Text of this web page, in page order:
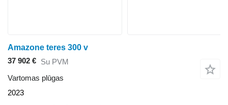
Amazone teres 300 v
37 902 € Su PVM
Vartomas plūgas
2023